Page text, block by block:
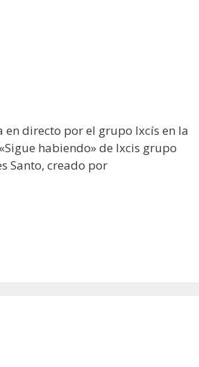
en directo por el grupo Ixcís en la
habiendo» de Ixcis grupo
Santo, creado por